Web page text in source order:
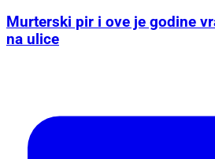
Murterski pir i ove je godine
na ulice